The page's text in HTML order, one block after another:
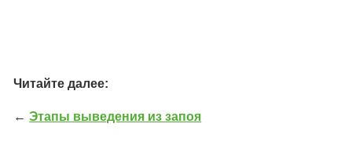
Читайте далее:
←Этапы выведения из запоя